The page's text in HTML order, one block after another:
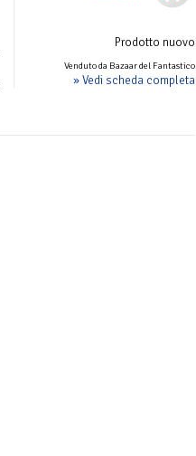
Prodotto nuovo
Venduto da Bazaar del Fantastico
» Vedi scheda completa